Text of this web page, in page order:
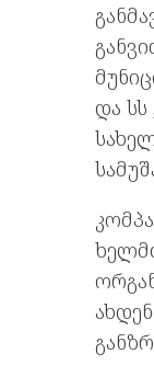
და